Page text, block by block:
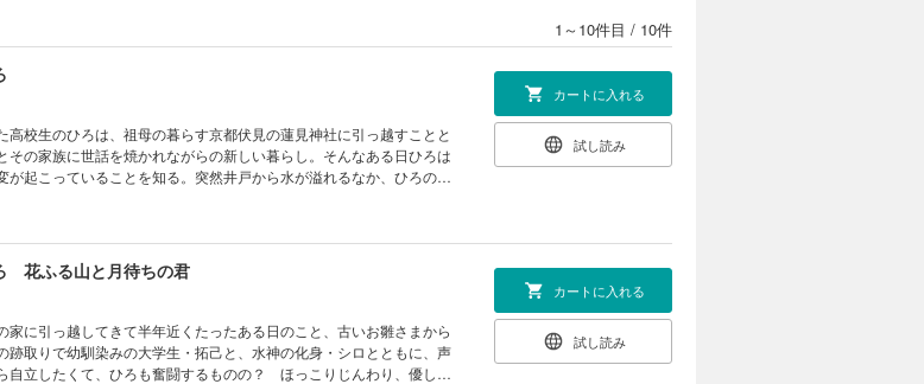
1～10件目 / 10件
校生のひろは、祖母の暮らす京都伏見の蓮見神社に引っ越すことと
の家族に世話を焼かれながらの新しい暮らし。そんなある日ひろは
起こっていることを知る。突然井戸から水が溢れるなか、ひろの耳
カートに入れる
試し読み
花ふる山と月待ちの君
に引っ越してきて半年近くたったある日のこと、古いお雛さまから
取りで幼馴染みの大学生・拓己と、水神の化身・シロとともに、声
自立したくて、ひろも奮闘するものの？ ほっこりじんわり、優しさ
カートに入れる
試し読み